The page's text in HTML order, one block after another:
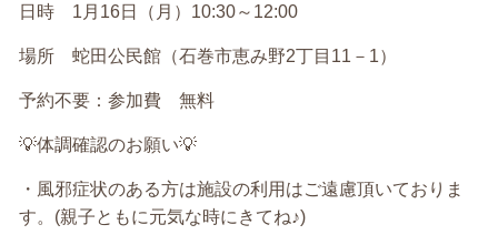
日時 1 月 16日（月） 10:30～ 12:00
場所 蛇田公民館（石巻市恵み野2丁目 11 － 1）
予約不要：参加費 無料
💡体調確認のお願い💡
・風邪症状のある方は施設の利用はご遠慮頂いておりま
す。 (親子ともに元気な時にきてね♪)